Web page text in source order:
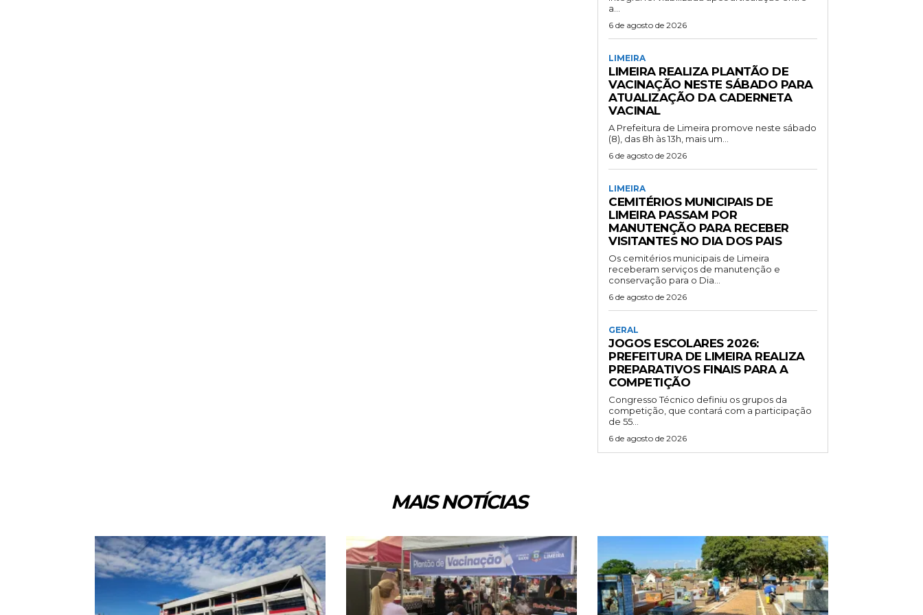
a...
6 de agosto de 2026
LIMEIRA
LIMEIRA REALIZA PLANTÃO DE
VACINAÇÃO NESTE SÁBADO PARA
ATUALIZAÇÃO DA CADERNETA
VACINAL
A Prefeitura de Limeira promove neste sábado
(8), das 8h às 13h, mais um...
6 de agosto de 2026
LIMEIRA
CEMITÉRIOS MUNICIPAIS DE
LIMEIRA PASSAM POR
MANUTENÇÃO PARA RECEBER
VISITANTES NO DIA DOS PAIS
Os cemitérios municipais de Limeira
receberam serviços de manutenção e
conservação para o Dia...
6 de agosto de 2026
GERAL
JOGOS ESCOLARES 2026:
PREFEITURA DE LIMEIRA REALIZA
PREPARATIVOS FINAIS PARA A
COMPETIÇÃO
Congresso Técnico definiu os grupos da
competição, que contará com a participação
de 55...
6 de agosto de 2026
MAIS NOTÍCIAS